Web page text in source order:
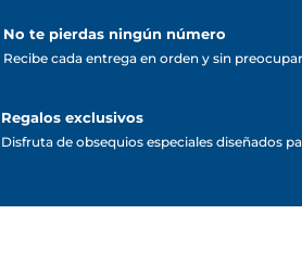
No te pierdas ningún número
Recibe cada entrega en orden y sin
Regalos exclusivos
Disfruta de obsequios especiales diseñados